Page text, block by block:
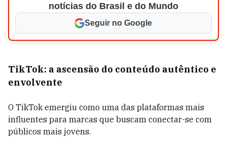
notícias do Brasil e do Mundo
Seguir no Google
TikTok: a ascensão do conteúdo autêntico e
envolvente
O TikTok emergiu como uma das plataformas mais
influentes para marcas que buscam conectar-se com
públicos mais jovens.